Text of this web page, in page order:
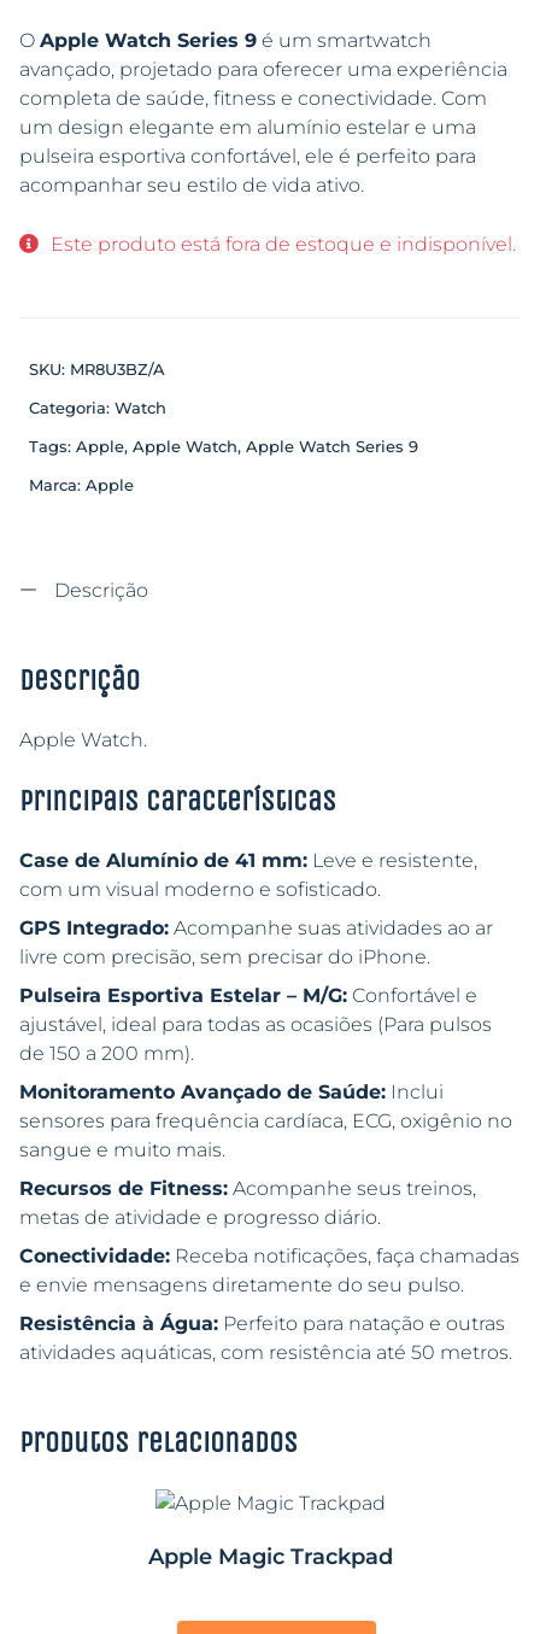
O Apple Watch Series 9 é um smartwatch
avançado, projetado para oferecer uma experiência
completa de saúde, fitness e conectividade. Com
um design elegante em alumínio estelar e uma
pulseira esportiva confortável, ele é perfeito para
acompanhar seu estilo de vida ativo.
Este produto está fora de estoque e indisponível.
SKU: MR8U3BZ/A
Categoria: Watch
Tags: Apple, Apple Watch, Apple Watch Series 9
Marca: Apple
Descrição
Descrição
Apple Watch.
Principais características
Case de Alumínio de 41 mm: Leve e resistente,
com um visual moderno e sofisticado.
GPS Integrado: Acompanhe suas atividades ao ar
livre com precisão, sem precisar do iPhone.
Pulseira Esportiva Estelar – M/G: Confortável e
ajustável, ideal para todas as ocasiões (Para pulsos
de 150 a 200 mm).
Monitoramento Avançado de Saúde: Inclui
sensores para frequência cardíaca, ECG, oxigênio no
sangue e muito mais.
Recursos de Fitness: Acompanhe seus treinos,
metas de atividade e progresso diário.
Conectividade: Receba notificações, faça chamadas
e envie mensagens diretamente do seu pulso.
Resistência à Água: Perfeito para natação e outras
atividades aquáticas, com resistência até 50 metros.
Produtos relacionados
Apple Magic Trackpad